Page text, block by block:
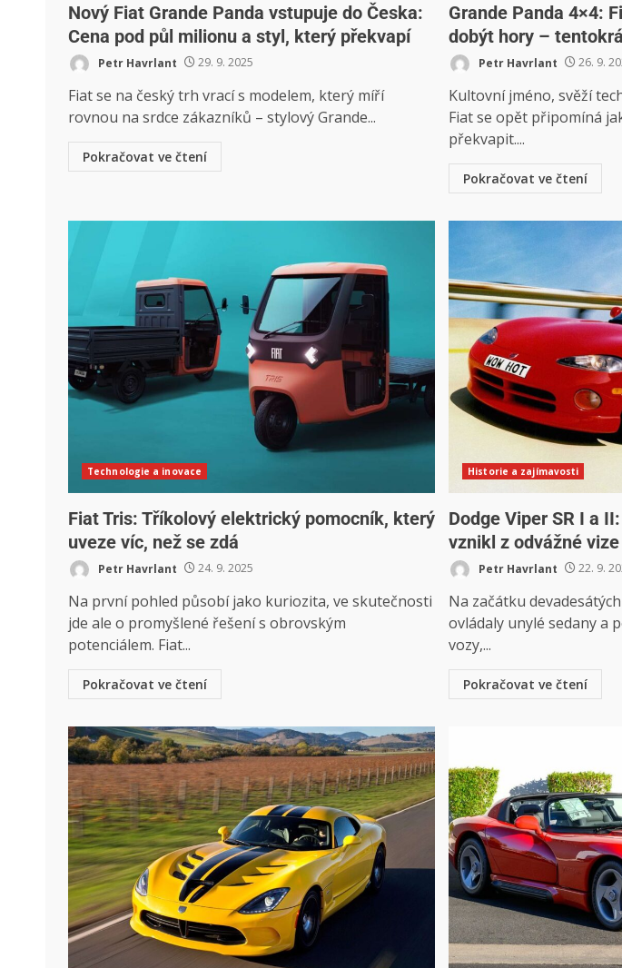
Nový Fiat Grande Panda vstupuje do Česka:
Cena pod půl milionu a styl, který překvapí
Petr Havrlant 29. 9. 2025
Fiat se na český trh vrací s modelem, který míří
rovnou na srdce zákazníků – stylový Grande...
Pokračovat ve čtení
Grande Panda 4×4:
dobýt hory –
Petr Havrlant 26. 9.
Kultovní jméno, svěží
Fiat se opět připomíná
překvapit....
Pokračovat ve čtení
Technologie a inovace
Fiat Tris: Tříkolový elektrický pomocník, který
uveze víc, než se zdá
Petr Havrlant 24. 9. 2025
Na první pohled působí jako kuriozita, ve skutečnosti
jde ale o promyšlené řešení s obrovským
potenciálem. Fiat...
Pokračovat ve čtení
Historie a zajímavosti
Dodge Viper SR I a
vznikl z odvážné
Petr Havrlant 22. 9.
Na začátku
ovládaly unylé sedany a
vozy,...
Pokračovat ve čtení